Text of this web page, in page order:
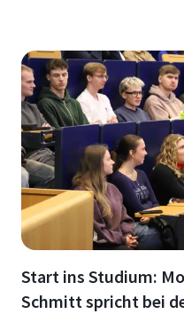
Start ins Studium:
Schmitt spricht bei